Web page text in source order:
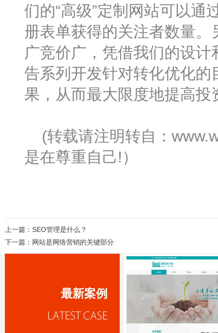
们的“高级”定制网站可以
册表单获得的关注者数量
广竞价广，凭借我们的设
告系列开发针对转化优化
果，从而最大限度地提高投
(转载请注明转自：
是在尊重自己!）
上一篇： SEO管理是什么？
下一篇： 网站是网络营销的关键部分
最新案例